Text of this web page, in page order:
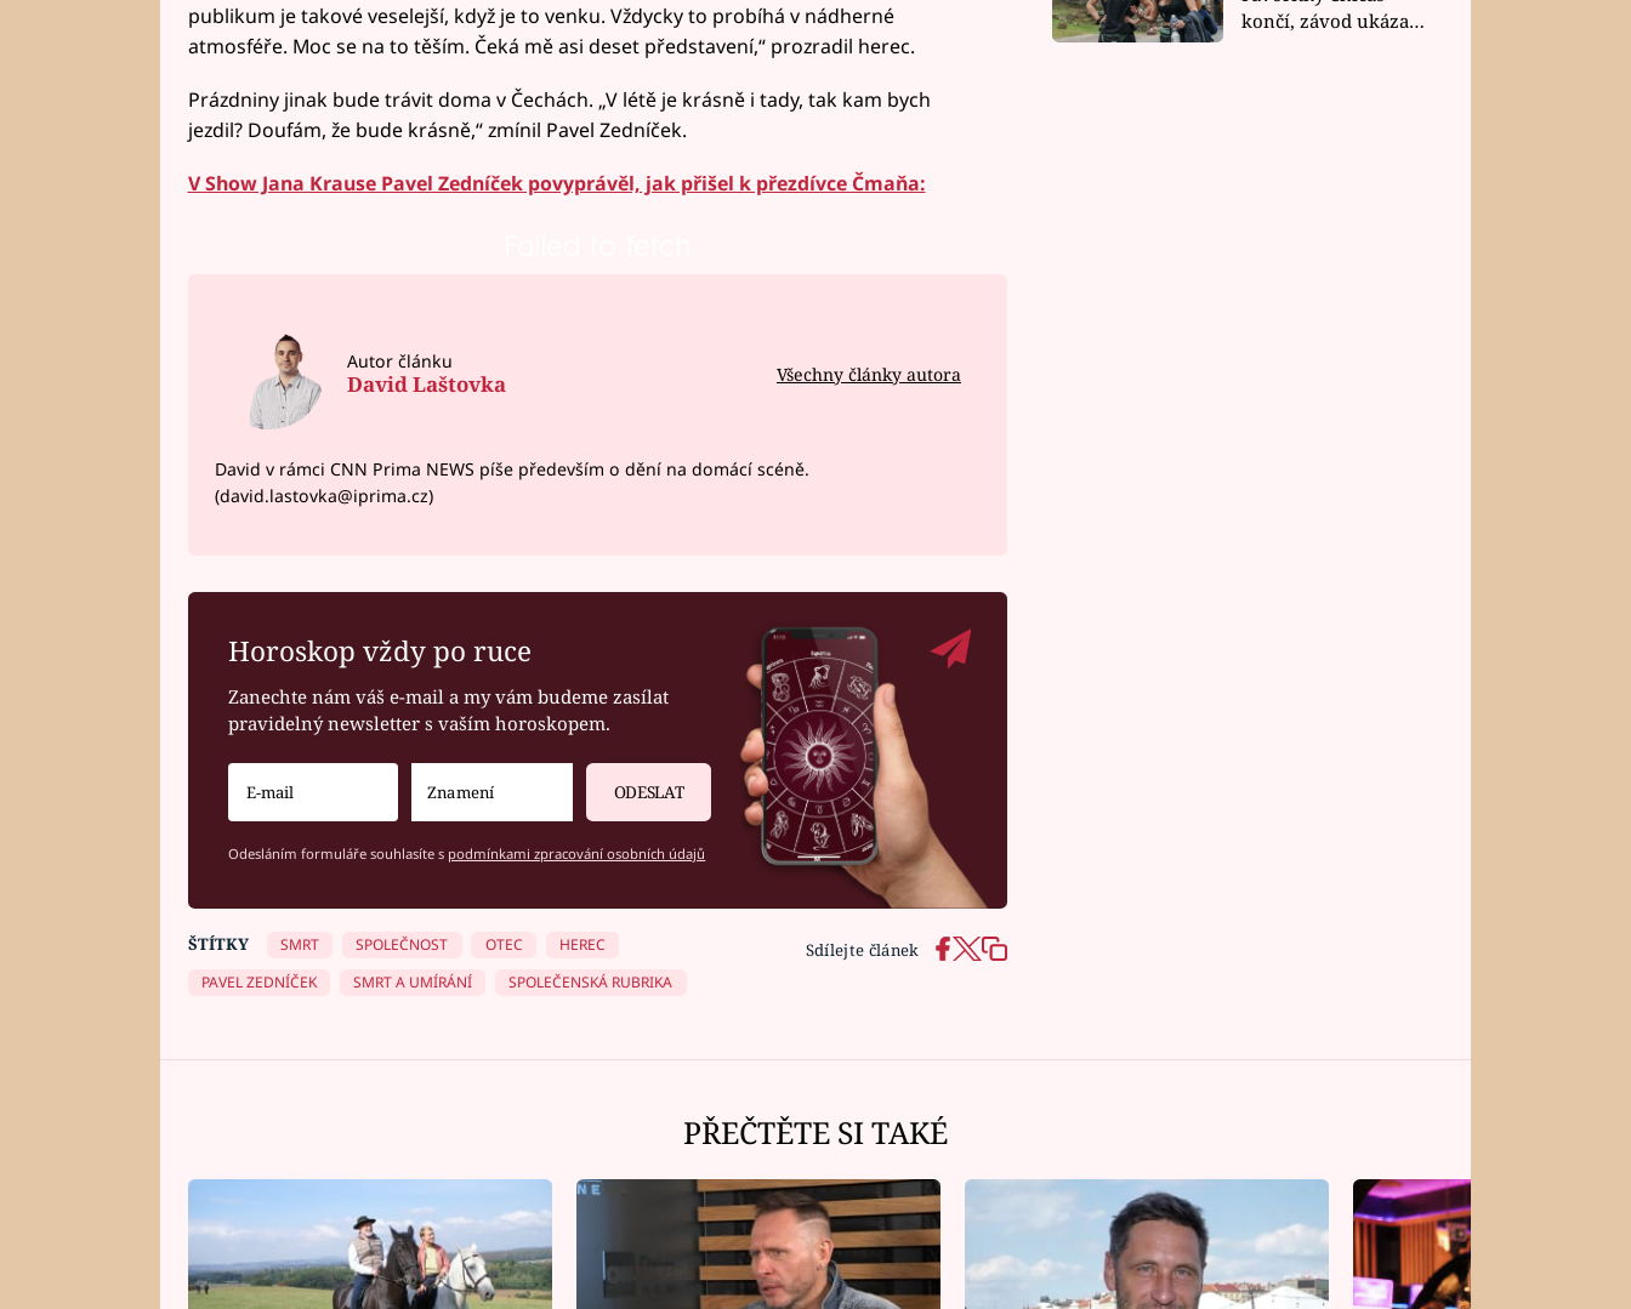
publikum je takové veselejší, když je to venku. Vždycky to probíhá v nádherné
atmosféře. Moc se na to těším. Čeká mě asi deset představení,“ prozradil herec.
Prázdniny jinak bude trávit doma v Čechách. „V létě je krásně i tady, tak kam bych
jezdil? Doufám, že bude krásně,“ zmínil Pavel Zedníček.
V Show Jana Krause Pavel Zedníček povyprávěl, jak přišel k přezdívce Čmaňa:
Autor článku
David Laštovka Všechny články autora
David v rámci CNN Prima NEWS píše především o dění na domácí scéně.
(david.lastovka@iprima.cz)
Horoskop vždy po ruce
Zanechte nám váš e-mail a my vám budeme zasílat
pravidelný newsletter s vaším horoskopem.
ODESLAT
Odesláním formuláře souhlasíte s podmínkami zpracování osobních údajů
Sdílejte článek
ŠTÍTKY SMRT SPOLEČNOST OTEC
HEREC
PAVEL ZEDNÍČEK
SMRT A UMÍRÁNÍ SPOLEČENSKÁ RUBRIKA
končí, závod ukázal
PŘEČTĚTE SI TAKÉ